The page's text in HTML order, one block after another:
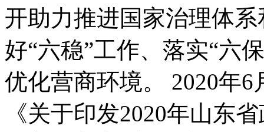
开助力推进国家治理体
好“六稳”工作、落实“六
优化营商环境。 2020年
《关于印发2020年山东